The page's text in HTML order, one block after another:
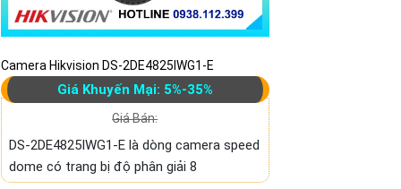
Camera Hikvision DS-2DE4825IWG1-E
Giá Khuyến Mại: 5%-35%
Giá Bán:
DS-2DE4825IWG1-E là dòng camera speed
dome có trang bị độ phân giải 8